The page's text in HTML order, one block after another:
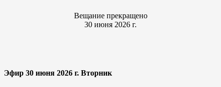
Вещание прекращено
30 июня 2026 г.
Эфир 30 июня 2026 г. Вторник